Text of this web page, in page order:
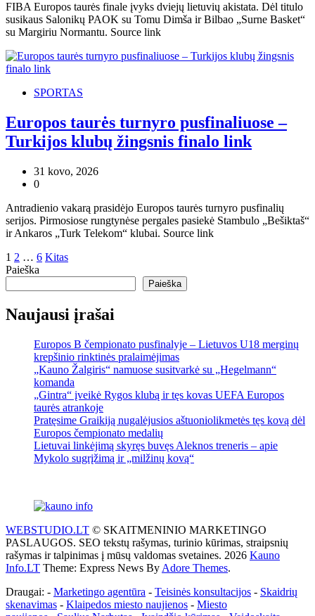
FIBA Europos taurės finale įvyks dviejų lietuvių akistata. Dėl titulo
susikaus Salonikų PAOK su Tomu Dimša ir Bilbao „Surne Basket“
su Margiriu Normantu. Source link
SPORTAS
Europos taurės turnyro pusfinaliuose –
Turkijos klubų žingsnis finalo link
31 kovo, 2026
0
Antradienio vakarą prasidėjo Europos taurės turnyro pusfinalių
serijos. Pirmosiose rungtynėse pergales pasiekė Stambulo „Bešiktaš“
ir Ankaros „Turk Telekom“ klubai. Source link
Įrašų
puslapiavimas
1 2 … 6 Kitas
Paieška
Paieška
Naujausi įrašai
Europos B čempionato pusfinalyje – Lietuvos U18 merginų
krepšinio rinktinės pralaimėjimas
„Kauno Žalgiris“ namuose susitvarkė su „Hegelmann“
komanda
„Gintra“ įveikė Rygos klubą ir tęs kovas UEFA Europos
taurės atrankoje
Pratęsime Graikiją nugalėjusios aštuoniolikmetės tęs kovą dėl
Europos čempionato medalių
Lietuvai linkėjimą skyręs buvęs Aleknos treneris – apie
Mykolo sugrįžimą ir „milžinų kovą“
WEBSTUDIO.LT © SKAITMENINIO MARKETINGO
PASLAUGOS. SEO tekstų rašymas, turinio kūrimas, straipsnių
rašymas ir talpinimas į mūsų valdomas svetaines. 2026 Kauno
Info.LT Theme: Express News By Adore Themes.
Draugai: - Marketingo agentūra - Teisinės konsultacijos - Skaidrių
skenavimas - Klaipedos miesto naujienos - Miesto